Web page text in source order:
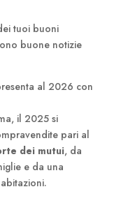
tuoi buoni
buone notizie
al 2026 con
il 2025 si
pari al
dei mutui, da
e da una